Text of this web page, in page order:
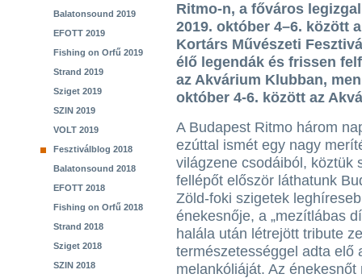
Balatonsound 2019
EFOTT 2019
Fishing on Orfű 2019
Strand 2019
Sziget 2019
SZIN 2019
VOLT 2019
Fesztiválblog 2018
Balatonsound 2018
EFOTT 2018
Fishing on Orfű 2018
Strand 2018
Sziget 2018
SZIN 2018
Ritmo-n, a főváros
2019. október 4–6. között
Kortárs Művészeti
élő legendák és frissen
az Akvárium Klubban,
október 4-6. között az
A Budapest Ritmo három
ezúttal ismét egy nagy
világzene csodáiból, köztük
fellépőt először láthatunk
Zöld-foki szigetek
énekesnője, a „mezítlábas
halála után létrejött tribute
természetességgel adta elő
melankóliáját. Az